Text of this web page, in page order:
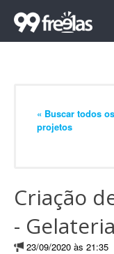
« Buscar todos os
projetos
Criação
-
23/09/2020 às 21:35